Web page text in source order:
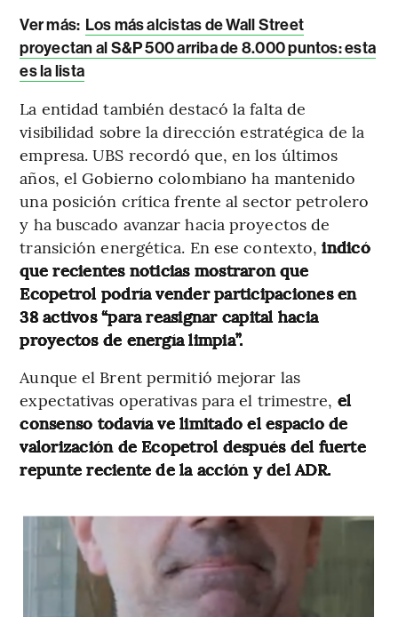
Ver más: Los más alcistas de Wall Street
proyectan al S&P 500 arriba de 8.000 puntos: esta
es la lista
La entidad también destacó la falta de
visibilidad sobre la dirección estratégica de la
empresa. UBS recordó que, en los últimos
años, el Gobierno colombiano ha mantenido
una posición crítica frente al sector petrolero
y ha buscado avanzar hacia proyectos de
transición energética. En ese contexto,indicó
que recientes noticias mostraron que
Ecopetrol podría vender participaciones en
38 activos “para reasignar capital hacia
proyectos de energía limpia”.
Aunque el Brent permitió mejorar las
expectativas operativas para el trimestre, el
consenso todavía ve limitado el espacio de
valorización de Ecopetrol después del fuerte
repunte reciente de la acción y del ADR.